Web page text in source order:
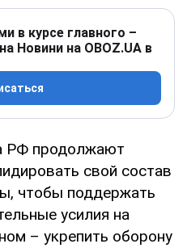
в курсе главного –
Новини на OBOZ.UA в
РФ продолжают
свой состав
чтобы поддержать
усилия на
– укрепить оборону